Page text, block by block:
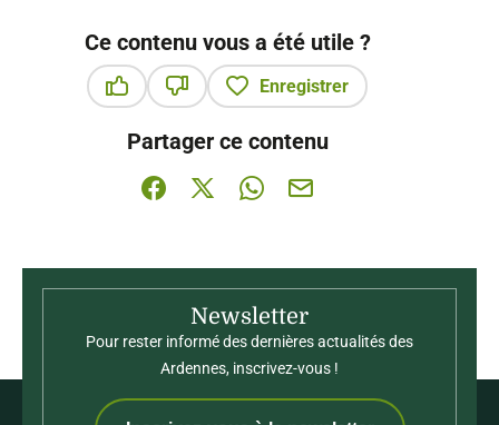
Ce contenu vous a été utile ?
Enregistrer
Partager ce contenu
Partager sur Facebook (nouvelle fenêtre)
Partager sur X / Twitter (nouvelle
Partager sur WhatsApp
Partager par mail
Newsletter
Pour rester informé des dernières actualités des
Ardennes, inscrivez-vous !